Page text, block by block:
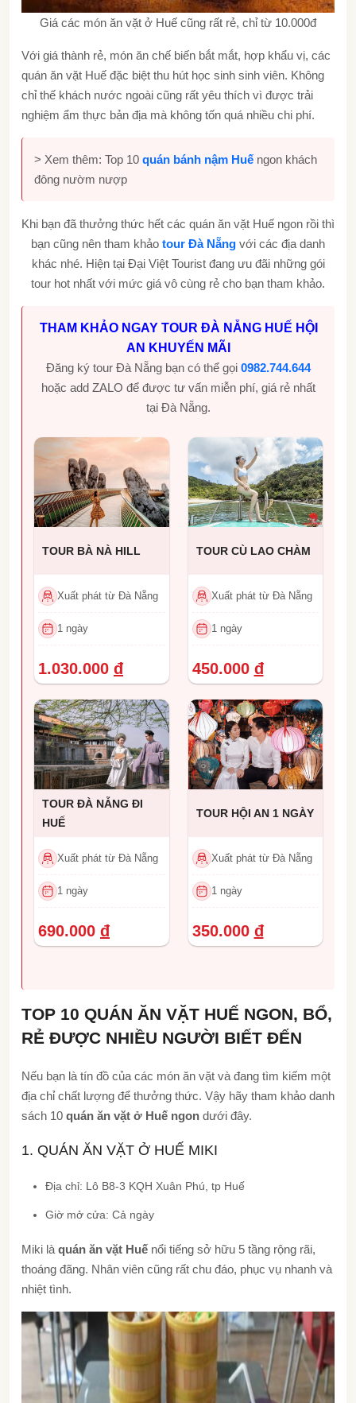
Giá các món ăn vặt ở Huế cũng rất rẻ, chỉ từ 10.000đ
Với giá thành rẻ, món ăn chế biến bắt mắt, hợp khẩu vị, các
quán ăn vặt Huế đặc biệt thu hút học sinh sinh viên. Không
chỉ thế khách nước ngoài cũng rất yêu thích vì được trải
nghiệm ẩm thực bản địa mà không tốn quá nhiều chi phí.
> Xem thêm: Top 10 quán bánh nậm Huế ngon khách
đông nườm nượp
Khi bạn đã thưởng thức hết các quán ăn vặt Huế ngon rồi thì
bạn cũng nên tham khảo tour Đà Nẵng với các địa danh
khác nhé. Hiện tại Đại Việt Tourist đang ưu đãi những gói
tour hot nhất với mức giá vô cùng rẻ cho bạn tham khảo.
THAM KHẢO NGAY TOUR ĐÀ NẴNG HUẾ HỘI
AN KHUYẾN MÃI
Đăng ký tour Đà Nẵng bạn có thể gọi 0982.744.644
hoặc add ZALO để được tư vấn miễn phí, giá rẻ nhất
tại Đà Nẵng.
TOUR BÀ NÀ HILL
Xuất phát từ Đà Nẵng
1 ngày
1.030.000 đ
TOUR CÙ LAO CHÀM
Xuất phát từ Đà Nẵng
1 ngày
450.000 đ
TOUR ĐÀ NẴNG ĐI
HUẾ
Xuất phát từ Đà Nẵng
1 ngày
690.000 đ
TOUR HỘI AN 1 NGÀY
Xuất phát từ Đà Nẵng
1 ngày
350.000 đ
TOP 10 QUÁN ĂN VẶT HUẾ NGON, BỔ,
RẺ ĐƯỢC NHIỀU NGƯỜI BIẾT ĐẾN
Nếu bạn là tín đồ của các món ăn vặt và đang tìm kiếm một
địa chỉ chất lượng để thưởng thức. Vậy hãy tham khảo danh
sách 10 quán ăn vặt ở Huế ngon dưới đây.
1. QUÁN ĂN VẶT Ở HUẾ MIKI
Địa chỉ: Lô B8-3 KQH Xuân Phú, tp Huế
Giờ mở cửa: Cả ngày
Miki là quán ăn vặt Huế nổi tiếng sở hữu 5 tầng rộng rãi,
thoáng đãng. Nhân viên cũng rất chu đáo, phục vụ nhanh và
nhiệt tình.